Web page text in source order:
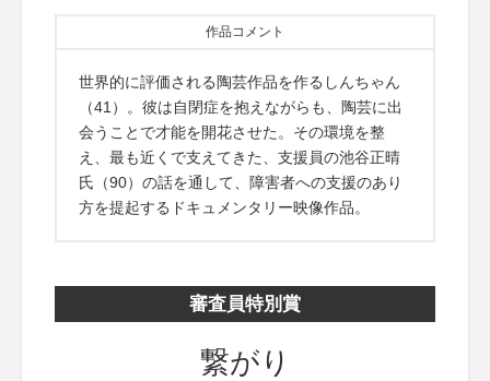
作品コメント
世界的に評価される陶芸作品を作るしんちゃん
（41）。彼は自閉症を抱えながらも、陶芸に出
会うことで才能を開花させた。その環境を整
え、最も近くで支えてきた、支援員の池谷正晴
氏（90）の話を通して、障害者への支援のあり
方を提起するドキュメンタリー映像作品。
審査員特別賞
繋がり